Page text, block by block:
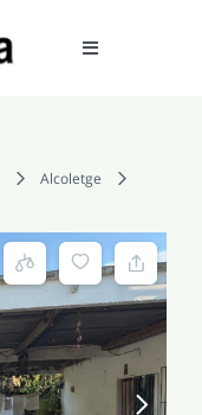
Toggle
Alcoletge